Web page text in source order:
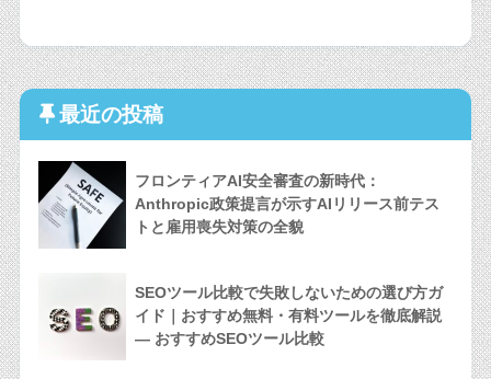
最近の投稿
フロンティアAI安全審査の新時代：
Anthropic政策提言が示すAIリリース前テス
トと雇用喪失対策の全貌
SEOツール比較で失敗しないための選び方ガ
イド｜おすすめ無料・有料ツールを徹底解説
— おすすめSEOツール比較